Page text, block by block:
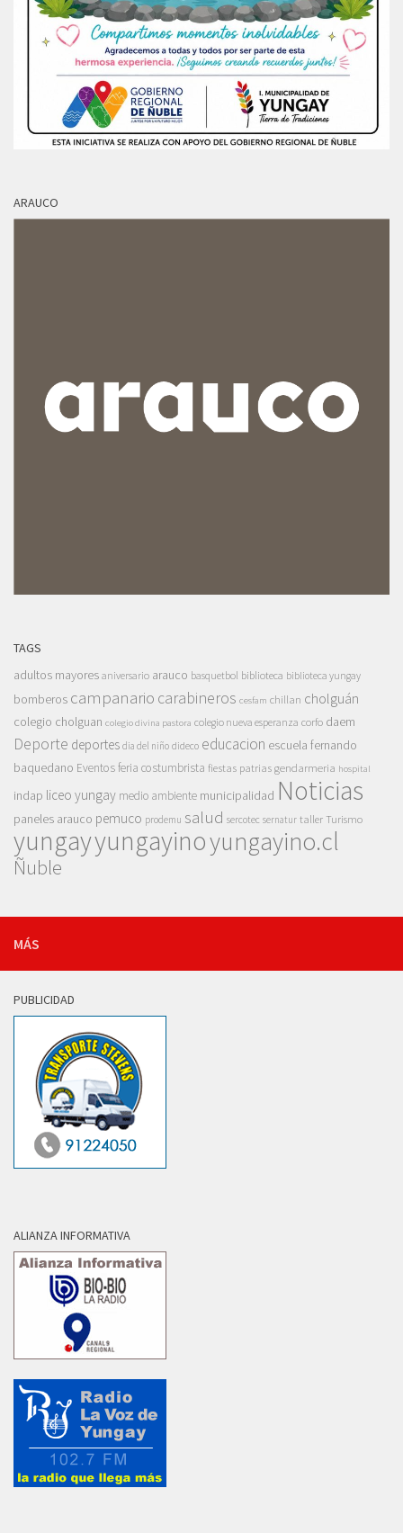
ARAUCO
TAGS
adultos mayores aniversario arauco basquetbol biblioteca biblioteca yungay
bomberos campanario carabineros cesfam chillan cholguán
colegio cholguan colegio divina pastora colegio nueva esperanza corfo daem
Deporte deportes dia del niño dideco educacion escuela fernando
baquedano Eventosferia costumbrista fiestas patrias gendarmeria hospital
indap liceo yungay medio ambiente municipalidad Noticias
paneles arauco pemuco prodemu salud sercotec sernatur taller Turismo
yungayyungayinoyungayino.cl
Ñuble
MÁS
PUBLICIDAD
ALIANZA INFORMATIVA